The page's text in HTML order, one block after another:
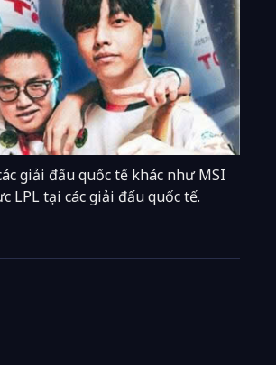
giải đấu quốc tế khác như MSI
LPL tại các giải đấu quốc tế.